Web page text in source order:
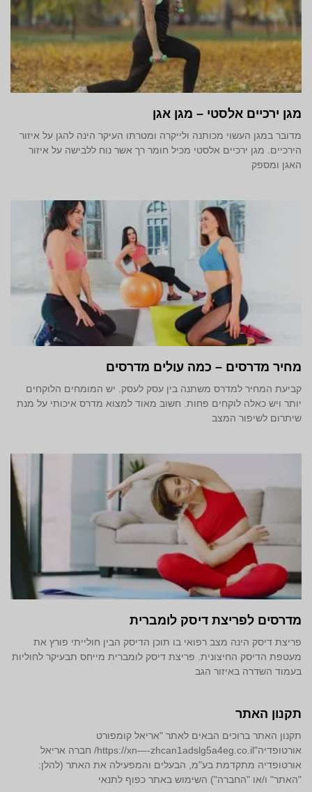
מגן ירכיים אלסטי – מגן אגן
מדובר במגן העשוי מכותנה ולייקרה ומטרתו העיקר הינה להגן על איזור
הירכיים. מגן ירכיים אלסטי מכיל חומר רך אשר נוח ללבישה על איזור
האגן ומספק
מחיר מדרסים – כמה עולים מדרסים
קביעת המחיר למדרס משתנה בין עסק לעסק. יש המומחים הלוקחים
יותר ויש כאלה לוקחים פחות. חשוב מאוד למצוא מדרס איכותי על מנת
שיתרום לשיפור המצב
מדרסים לפריצת דיסק לומברית
פריצת דיסק הינה מצב רפואי בו תוכן הדיסק הבין חולייתי פורץ את
מעטפת הדיסק החיצונית. פריצת דיסק לומברית מייחס תבעיקר לחוליות
בעמוד השדרה באיזור הגב
תקנון האתר
תקנון האתר ברוכים הבאים לאתר "אריאל קומפורט
אורטופדיה"https://xn—-zhcan1adslg5a4eg.co.il/ חברה אריאל
אורטופדיה מתקדמת בע"מ, הבעלים והמפעילה את האתר (להלן:
"האתר" ו/או "החברה") השימוש באתר כפוף לתנאי